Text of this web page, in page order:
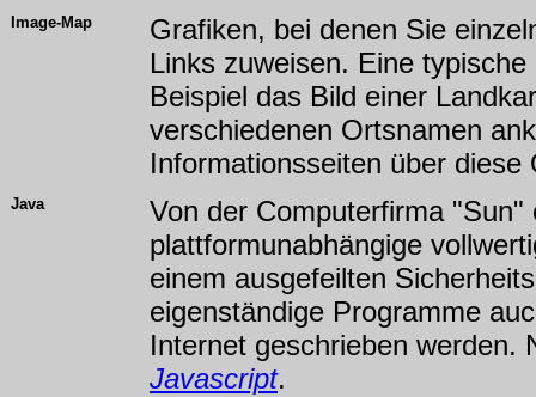
Image-Map
Grafiken, bei denen Sie
Links zuweisen. Eine
Beispiel das Bild einer
verschiedenen Ortsnamen
Informationsseiten über
Java
Von der Computerfirma "Sun"
plattformunabhängige
einem ausgefeilten
eigenständige Programme
Internet geschrieben werden.
Javascript.